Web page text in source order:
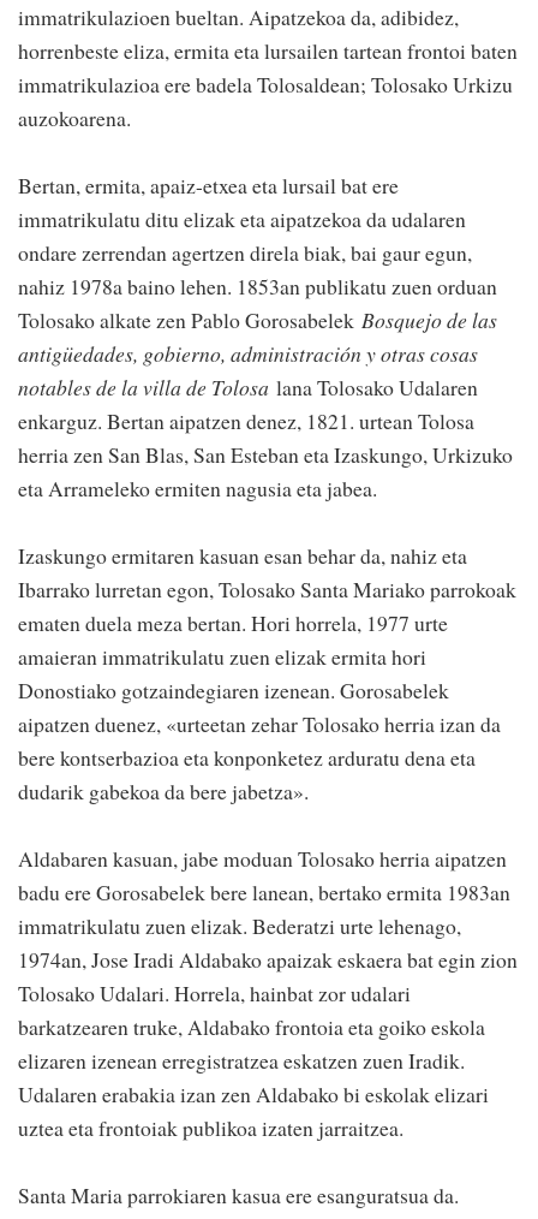
immatrikulazioen bueltan. Aipatzekoa da, adibidez,
horrenbeste eliza, ermita eta lursailen tartean frontoi baten
immatrikulazioa ere badela Tolosaldean; Tolosako Urkizu
auzokoarena.
Bertan, ermita, apaiz-etxea eta lursail bat ere
immatrikulatu ditu elizak eta aipatzekoa da udalaren
ondare zerrendan agertzen direla biak, bai gaur egun,
nahiz 1978a baino lehen. 1853an publikatu zuen orduan
Tolosako alkate zen Pablo Gorosabelek Bosquejo de las
antigüedades, gobierno, administración y otras cosas
notables de la villa de Tolosa lana Tolosako Udalaren
enkarguz. Bertan aipatzen denez, 1821. urtean Tolosa
herria zen San Blas, San Esteban eta Izaskungo, Urkizuko
eta Arrameleko ermiten nagusia eta jabea.
Izaskungo ermitaren kasuan esan behar da, nahiz eta
Ibarrako lurretan egon, Tolosako Santa Mariako parrokoak
ematen duela meza bertan. Hori horrela, 1977 urte
amaieran immatrikulatu zuen elizak ermita hori
Donostiako gotzaindegiaren izenean. Gorosabelek
aipatzen duenez, «urteetan zehar Tolosako herria izan da
bere kontserbazioa eta konponketez arduratu dena eta
dudarik gabekoa da bere jabetza».
Aldabaren kasuan, jabe moduan Tolosako herria aipatzen
badu ere Gorosabelek bere lanean, bertako ermita 1983an
immatrikulatu zuen elizak. Bederatzi urte lehenago,
1974an, Jose Iradi Aldabako apaizak eskaera bat egin zion
Tolosako Udalari. Horrela, hainbat zor udalari
barkatzearen truke, Aldabako frontoia eta goiko eskola
elizaren izenean erregistratzea eskatzen zuen Iradik.
Udalaren erabakia izan zen Aldabako bi eskolak elizari
uztea eta frontoiak publikoa izaten jarraitzea.
Santa Maria parrokiaren kasua ere esanguratsua da.